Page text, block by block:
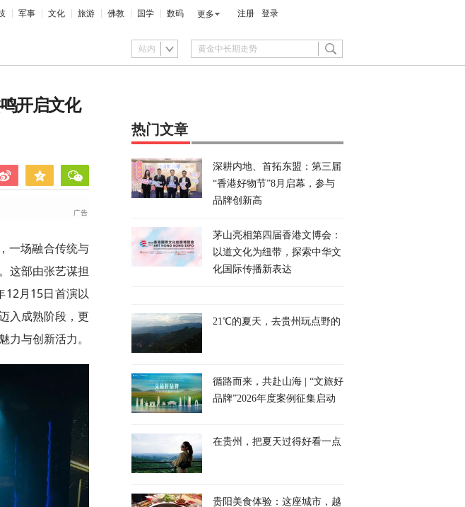
军事 文化 旅游 佛教 国学 数码 更多 注册 登录
站内
开启文化
一场融合传统与
这部由张艺谋担
12月15日首演以
入成熟阶段，更
与创新活力。
热门文章
深耕内地、首拓东盟：第三届
“香港好物节”8月启幕，参与
品牌创新高
茅山亮相第四届香港文博会：
以道文化为纽带，探索中华文
化国际传播新表达
21℃的夏天，去贵州玩点野的
循路而来，共赴山海 | “文旅好
品牌”2026年度案例征集启动
在贵州，把夏天过得好看一点
贵阳美食体验：这座城市，越